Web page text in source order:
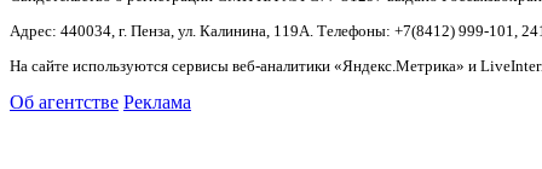
Адрес: 440034, г. Пенза, ул. Калинина, 119А. Телефоны: +7(8412) 999-101,
На сайте используются сервисы веб-аналитики «Яндекс.Метрика» и
Об агентстве Реклама